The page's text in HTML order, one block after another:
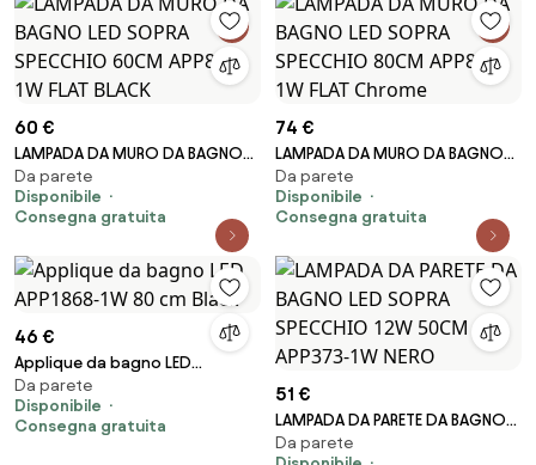
60 €
LAMPADA DA MURO DA BAGNO
LED SOPRA SPECCHIO 60CM
APP840-1W FLAT BLACK
Da parete
Disponibile
Consegna gratuita
74 €
LAMPADA DA MURO DA BAGNO
LED SOPRA SPECCHIO 80CM
APP841-1W FLAT Chrome
Da parete
Disponibile
Consegna gratuita
46 €
Applique da bagno LED
APP1868-1W 80 cm Black
Da parete
Disponibile
Consegna gratuita
51 €
LAMPADA DA PARETE DA BAGNO
LED SOPRA SPECCHIO 12W
Da parete